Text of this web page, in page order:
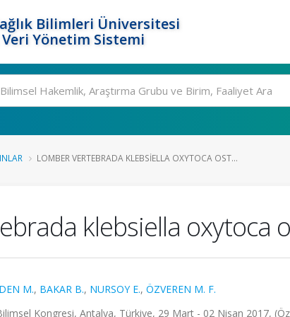
Bilimleri Üniversitesi
Yönetim Sistemi
LOMBER VERTEBRADA KLEBSIELLA OXYTOCA OST...
klebsiella oxytoca
M., BAKAR B., NURSOY E., ÖZVEREN M. F.
Kongresi, Antalya, Türkiye, 29 Mart - 02 Nisan 2017,